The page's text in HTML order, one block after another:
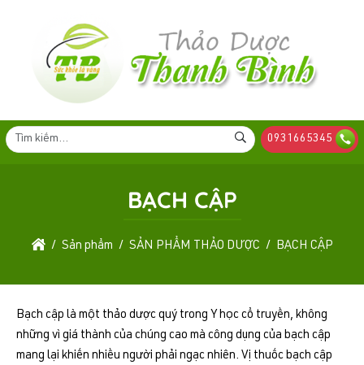
0931665345
BẠCH CẬP
Sản phẩm SẢN PHẨM THẢO DƯỢC BẠCH CẬP
Bạch cập là một thảo dược quý trong Y học cổ truyền, không
những vì giá thành của chúng cao mà công dụng của bạch cập
mang lại khiến nhiều người phải ngạc nhiên. Vị thuốc bạch cập